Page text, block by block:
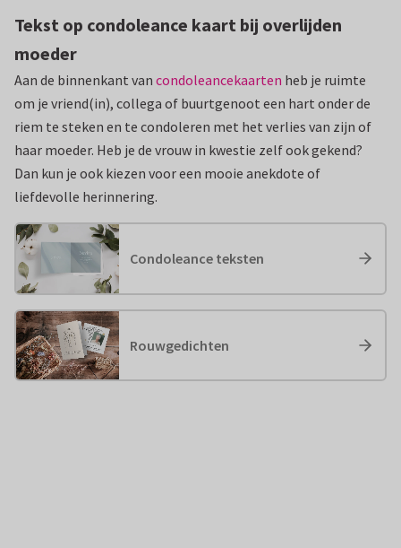
Tekst op condoleance kaart bij overlijden
moeder
Aan de binnenkant van condoleancekaarten heb je ruimte
om je vriend(in), collega of buurtgenoot een hart onder de
riem te steken en te condoleren met het verlies van zijn of
haar moeder. Heb je de vrouw in kwestie zelf ook gekend?
Dan kun je ook kiezen voor een mooie anekdote of
liefdevolle herinnering.
Condoleance teksten
Rouwgedichten